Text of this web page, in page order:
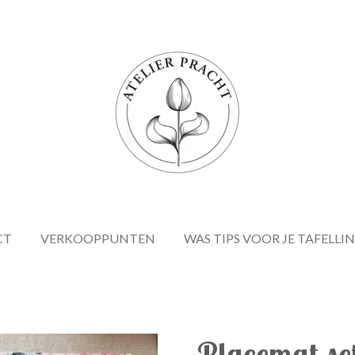
VERKOOPPUNTEN WAS TIPS VOOR JE